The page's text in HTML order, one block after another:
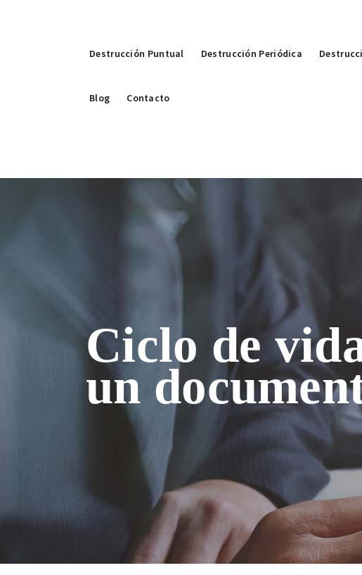
Destrucción Puntual Destrucción Periódica
Blog Contacto
Ciclo de
un